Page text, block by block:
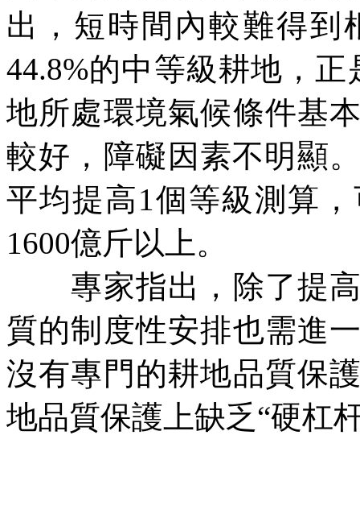
出，短時間內較難得到
44.8%的中等級耕地，正
地所處環境氣候條件基
較好，障礙因素不明顯
平均提高1個等級測算
1600億斤以上。
專家指出，除了提高
質的制度性安排也需進
沒有專門的耕地品質保
地品質保護上缺乏“硬杠